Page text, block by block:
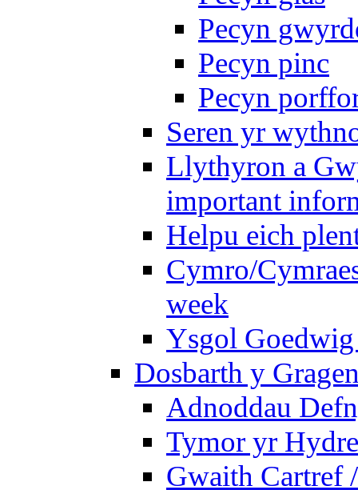
Pecyn
Pecyn pinc
Pecyn
Seren yr
Llythyron a
important
Helpu eich
Cymro/
week
Ysgol
Dosbarth y
Adnoddau
Tymor yr
Gwaith Cartref